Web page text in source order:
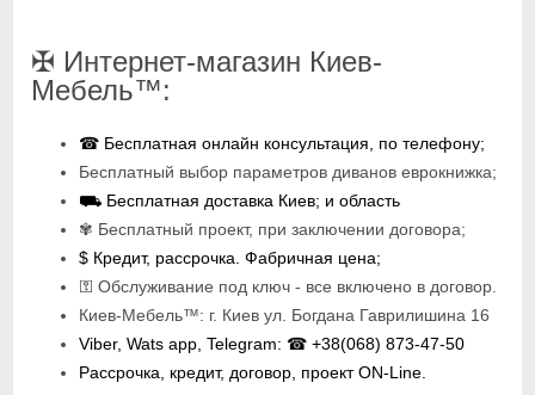
✠ Интернет-магазин Киев-
Мебель™:
☎ Бесплатная онлайн консультация, по телефону;
Бесплатный выбор параметров диванов еврокнижка;
⛟ Бесплатная доставка Киев; и область
✾ Бесплатный проект, при заключении договора;
$ Кредит, рассрочка. Фабричная цена;
⚿ Обслуживание под ключ - все включено в договор.
Киев-Мебель™: г. Киев ул. Богдана Гаврилишина 16
Viber, Wats app, Telegram: ☎ +38(068) 873-47-50
Рассрочка, кредит, договор, проект ON-Line.